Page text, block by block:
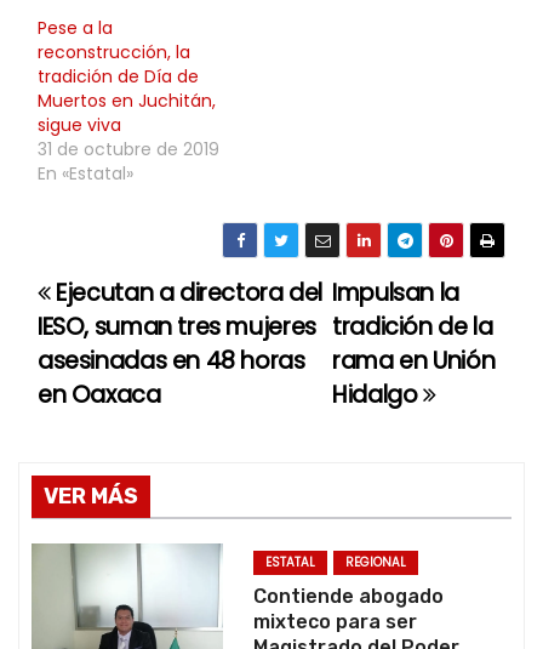
Pese a la
reconstrucción, la
tradición de Día de
Muertos en Juchitán,
sigue viva
31 de octubre de 2019
En «Estatal»
N
a
v
g
a
Impulsan la
tradición de la
rama en Unión
Hidalgo
Ejecutan a directora del
IESO, suman tres mujeres
asesinadas en 48 horas
en Oaxaca
VER MÁS
ESTATAL REGIONAL
Contiende abogado
mixteco para ser